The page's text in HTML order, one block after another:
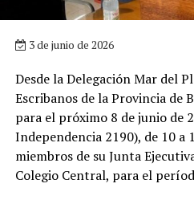
3 de junio de 2026
Desde la Delegación Mar del
Escribanos de la Provincia de
para el próximo 8 de junio de
Independencia 2190), de 10 a
miembros de su Junta
Colegio Central, para el